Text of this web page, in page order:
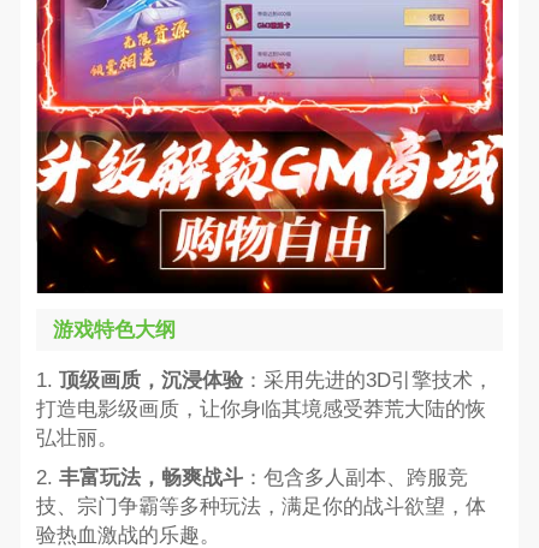
游戏特色大纲
1. 顶级画质，沉浸体验：采用先进的3D引擎技术，
打造电影级画质，让你身临其境感受莽荒大陆的恢
弘壮丽。
2. 丰富玩法，畅爽战斗：包含多人副本、跨服竞
技、宗门争霸等多种玩法，满足你的战斗欲望，体
验热血激战的乐趣。